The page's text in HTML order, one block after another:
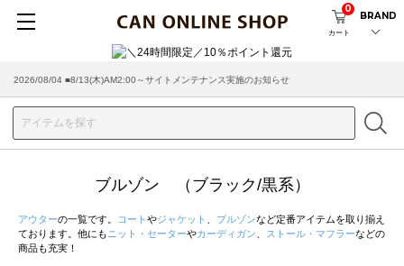
カート
0
BRAND
2026/08/04 ■8/13(木)AM2:00～サイトメンテナンス実施のお知らせ
ブルゾン （ブラック/黒系）
アウターの一覧です。 コート やジャケット ブルゾンなど定番アイテムを取り揃え
ております。他にも ニット・セーターやカーディガン ストール・マフラーなどの
商品も充実！